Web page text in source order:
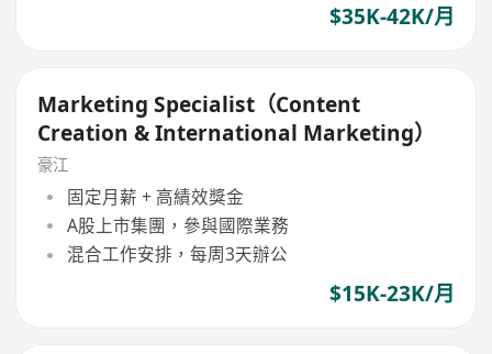
$35K-42K/月
Marketing Specialist（Content
Creation & International Marketing）
豪江
固定月薪 + 高績效獎金
A股上市集團，參與國際業務
混合工作安排，每周3天辦公
$15K-23K/月